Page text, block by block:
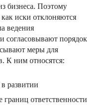
бизнеса. Поэтому
иски отклоняются
ведения
согласовывают порядок
меры для
К ним относятся:
развитии
ответственности